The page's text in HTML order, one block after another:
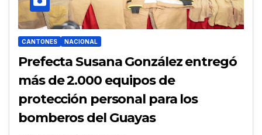
CANTONES NACIONAL
Prefecta Susana González entregó
más de 2.000 equipos de
protección personal para los
bomberos del Guayas